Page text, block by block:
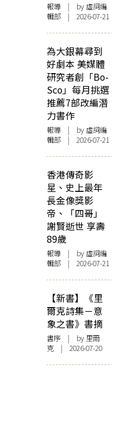
報導 | by 虛詞編
輯部 | 2026-07-21
為大銀幕尋到
好劇本 美媒體
研究者創「Bo-
Sco」每月挑選
推薦7部改編潛
力書作
報導 | by 虛詞編
輯部 | 2026-07-21
香港傳奇影
星、史上最年
長金像獎影
帝、「四哥」
謝賢逝世 享壽
89歲
報導 | by 虛詞編
輯部 | 2026-07-21
【新書】《里
爾克詩集－意
象之書》書摘
書序 | by 里爾
克 | 2026-07-20